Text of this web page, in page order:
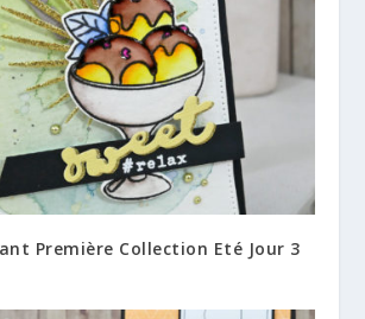
Première Collection Eté Jour 3